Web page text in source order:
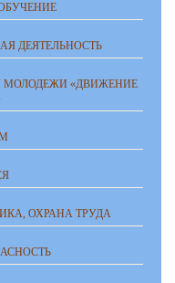
ДЕЯТЕЛЬНОСТЬ
МОЛОДЕЖИ «ДВИЖЕНИЕ
ОХРАНА ТРУДА